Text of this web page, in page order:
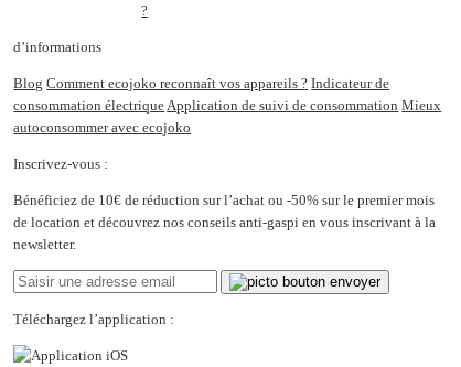
?
d’informations
Blog Comment ecojoko reconnaît vos appareils ? Indicateur de
consommation électrique Application de suivi de consommation Mieux
autoconsommer avec ecojoko
Inscrivez-vous :
Bénéficiez de 10€ de réduction sur l’achat ou -50% sur le premier mois
de location et découvrez nos conseils anti-gaspi en vous inscrivant à la
newsletter.
Téléchargez l’application :